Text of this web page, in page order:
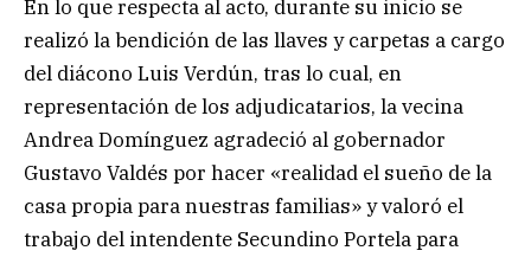
En lo que respecta al acto, durante su inicio se
realizó la bendición de las llaves y carpetas a cargo
del diácono Luis Verdún, tras lo cual, en
representación de los adjudicatarios, la vecina
Andrea Domínguez agradeció al gobernador
Gustavo Valdés por hacer «realidad el sueño de la
casa propia para nuestras familias» y valoró el
trabajo del intendente Secundino Portela para